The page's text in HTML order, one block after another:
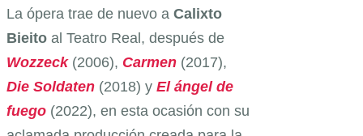
La ópera trae de nuevo a Calixto
Bieito al Teatro Real, después de
Wozzeck (2006), Carmen (2017),
Die Soldaten (2018) y El ángel de
fuego (2022), en esta ocasión con su